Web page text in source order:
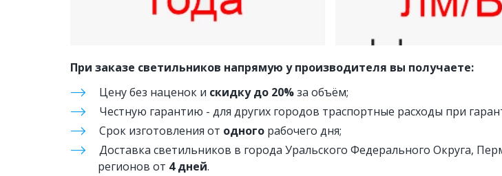
При заказе светильников напрямую у производителя вы получаете:
Цену без наценок и скидку до 20% за объём;
Честную гарантию - для других городов траспортные расходы при
Срок изготовления от одного рабочего дня;
Доставка светильников в города Уральского Федерального Округа,
регионов от 4 дней.